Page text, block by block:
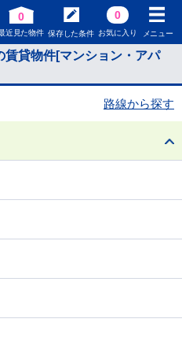
0
近見た物件 保存した条件
0
お気に入り メニュー
賃貸物件[マンション・アパ
路線から探す